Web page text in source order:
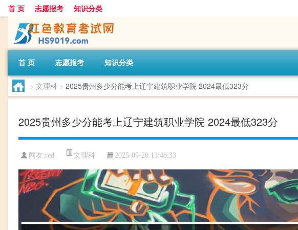
首 页 志愿报考 知识分类
首 页 志愿报考 知识分类
> 文理科 > 2025贵州多少分能考上辽宁建筑职业学院 2024最低323分
2025贵州多少分能考上辽宁建筑职业学院 2024最低323分
网友:red 文理科 2025-09-20 13:48:33